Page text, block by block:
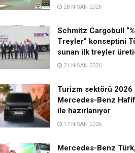
28 NISAN 2026
Schmitz Cargobull
Treyler” konseptini
sunan ilk treyler
21 NISAN 2026
Turizm sektörü 2026
Mercedes-Benz
ile hazırlanıyor
17 NISAN 2026
Mercedes-Benz